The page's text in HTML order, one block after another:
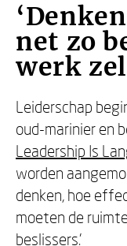
net zo
werk
Leiderschap
oud-marinier en
Leadership Is
worden
denken, hoe
moeten de
beslissers.’